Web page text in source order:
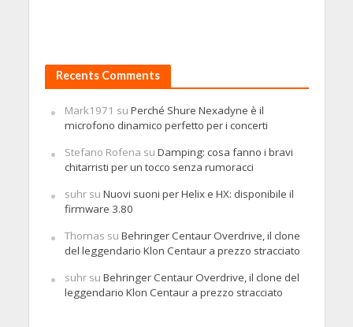
Recents Comments
Mark1971 su Perché Shure Nexadyne è il
microfono dinamico perfetto per i concerti
Stefano Rofena su Damping: cosa fanno i bravi
chitarristi per un tocco senza rumoracci
suhrsu Nuovi suoni per Helix e HX: disponibile il
firmware 3.80
Thomas su Behringer Centaur Overdrive, il clone
del leggendario Klon Centaur a prezzo stracciato
suhrsu Behringer Centaur Overdrive, il clone del
leggendario Klon Centaur a prezzo stracciato